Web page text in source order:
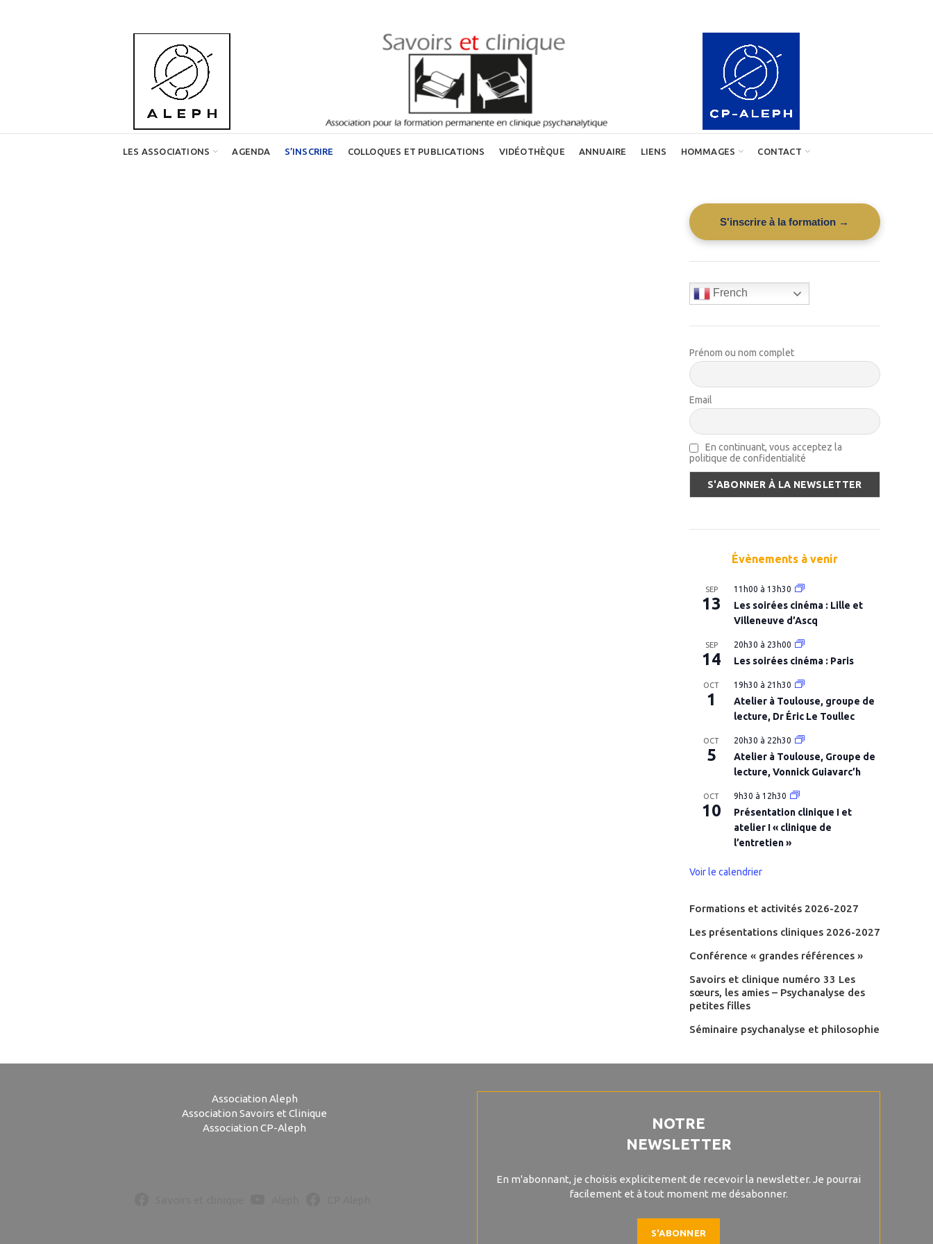
LES ASSOCIATIONS AGENDA S’INSCRIRE COLLOQUES ET PUBLICATIONS VIDÉOTHÈQUE ANNUAIRE LIENS HOMMAGES CONTACT
S'inscrire à la formation →
French
Prénom ou nom complet
Email
En continuant, vous acceptez la
politique de confidentialité
Évènements à venir
SEP
13
11h00 à 13h30
Les soirées cinéma : Lille et
Villeneuve d’Ascq
SEP
14
20h30 à 23h00
Les soirées cinéma : Paris
OCT
1
19h30 à 21h30
Atelier à Toulouse, groupe de
lecture, Dr Éric Le Toullec
OCT
5
20h30 à 22h30
Atelier à Toulouse, Groupe de
lecture, Vonnick Guiavarc’h
OCT
10
9h30 à 12h30
Présentation clinique I et
atelier I « clinique de
l’entretien »
Voir le calendrier
Formations et activités 2026-2027
Les présentations cliniques 2026-2027
Conférence « grandes références »
Savoirs et clinique numéro 33 Les
sœurs, les amies – Psychanalyse des
petites filles
Séminaire psychanalyse et philosophie
Association Aleph
Association Savoirs et Clinique
Association CP-Aleph
NOTRE
NEWSLETTER
En m'abonnant, je choisis explicitement de recevoir la newsletter. Je pourrai
facilement et à tout moment me désabonner.
S'ABONNER